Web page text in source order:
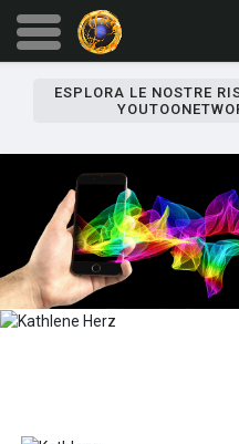
ESPLORA LE NOSTRE